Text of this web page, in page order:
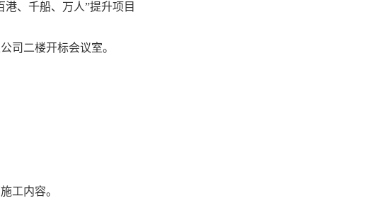
港、千船、万人”提升项目
司二楼开标会议室。
工内容。